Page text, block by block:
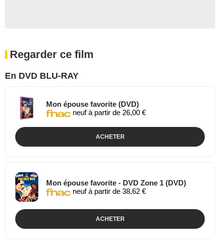
Regarder ce film
En DVD BLU-RAY
Mon épouse favorite (DVD)
neuf à partir de 26,00 €
ACHETER
Mon épouse favorite - DVD Zone 1 (DVD)
neuf à partir de 38,62 €
ACHETER